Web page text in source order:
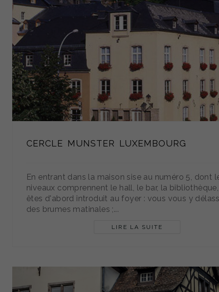
CERCLE MUNSTER LUXEMBOURG
En entrant dans la maison sise au numéro 5, dont
niveaux comprennent le hall, le bar, la
êtes d'abord introduit au foyer : vous vous y
des brumes matinales ;...
LIRE LA SUITE